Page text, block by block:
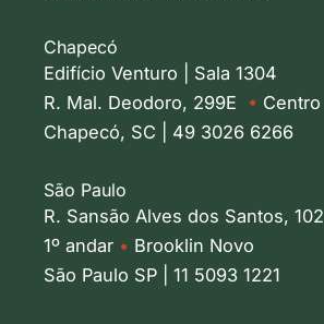
Chapecó
Edifício Venturo | Sala 1304
R. Mal. Deodoro, 299E • Centro
Chapecó, SC | 49 3026 6266
São Paulo
R. Sansão Alves dos Santos, 102
1º andar • Brooklin Novo
São Paulo SP | 11 5093 1221